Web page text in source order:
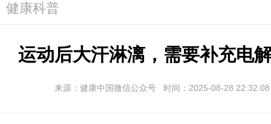
健康科普
运动后大汗淋漓，需要补充电
来源：健康中国微信公众号 时间：2025-08-28